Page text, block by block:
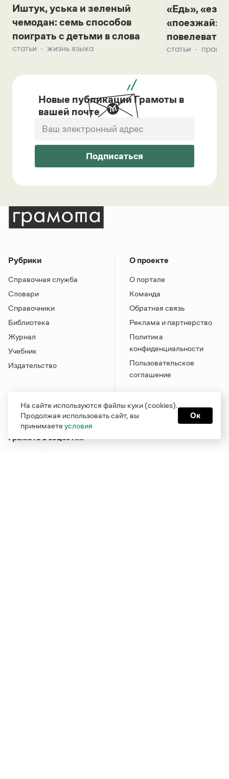
Иштук, уська и зеленый
чемодан: семь способов
поиграть с детьми в слова
статьи жизнь языка
«Едь»,
«поезжай»?
повелевать
статьи
Новые публикации Грамоты в
вашей почте
Подписаться
Рубрики
Справочная служба
Словари
Справочники
Библиотека
Журнал
Учебник
Издательство
О проекте
О портале
Команда
Обратная связь
Реклама и партнерство
Политика
конфиденциальности
Пользовательское
соглашение
Грамота в соцсетях
На сайте используются файлы куки (cookies).
Продолжая использовать сайт, вы
принимаетеусловия
Ок